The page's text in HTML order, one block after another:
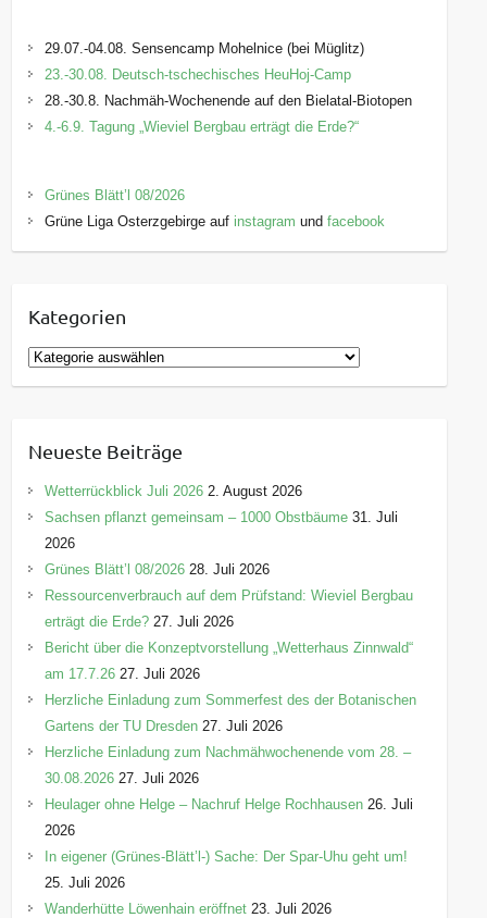
29.07.-04.08. Sensencamp Mohelnice (bei Müglitz)
23.-30.08. Deutsch-tschechisches HeuHoj-Camp
28.-30.8. Nachmäh-Wochenende auf den Bielatal-Biotopen
4.-6.9. Tagung „Wieviel Bergbau erträgt die Erde?“
Grünes Blätt’l 08/2026
Grüne Liga Osterzgebirge auf instagram undfacebook
Kategorien
K
a
g
o
r
e
n
Neueste Beiträge
Wetterrückblick Juli 2026 2. August 2026
Sachsen pflanzt gemeinsam – 1000 Obstbäume 31. Juli
2026
Grünes Blätt’l 08/2026 28. Juli 2026
Ressourcenverbrauch auf dem Prüfstand: Wieviel Bergbau
erträgt die Erde? 27. Juli 2026
Bericht über die Konzeptvorstellung „Wetterhaus Zinnwald“
am 17.7.26 27. Juli 2026
Herzliche Einladung zum Sommerfest des der Botanischen
Gartens der TU Dresden 27. Juli 2026
Herzliche Einladung zum Nachmähwochenende vom 28. –
30.08.2026 27. Juli 2026
Heulager ohne Helge – Nachruf Helge Rochhausen 26. Juli
2026
In eigener (Grünes-Blätt’l-) Sache: Der Spar-Uhu geht um!
25. Juli 2026
Wanderhütte Löwenhain eröffnet 23. Juli 2026